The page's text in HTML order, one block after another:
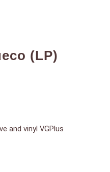
(LP)
and vinyl VGPlus